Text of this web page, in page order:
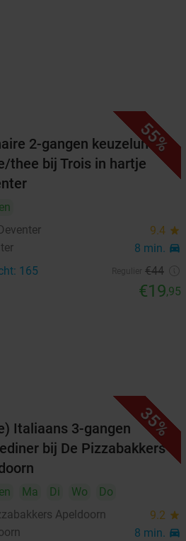
55%
2-gangen keuzelunch +
thee bij Trois in hartje
9.4 star
8 min. directions_car
165 €44
€19,95
35%
Italiaans 3-gangen
bij De Pizzabakkers
Ma Di Wo
Do
Apeldoorn
9.2 star
8 min. directions_car